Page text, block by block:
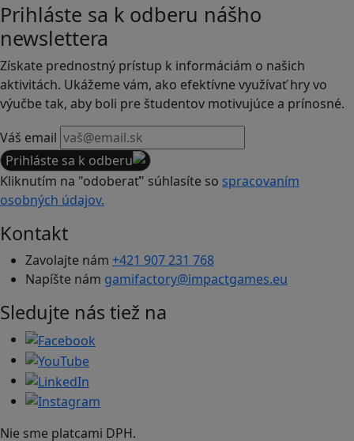
Prihláste sa k odberu nášho
newslettera
Získate prednostný prístup k informáciám o našich
aktivitách. Ukážeme vám, ako efektívne využívať hry vo
výučbe tak, aby boli pre študentov motivujúce a prínosné.
Váš email
Prihláste sa k odberu
Kliknutím na "odoberať" súhlasíte so spracovaním
osobných údajov.
Kontakt
Zavolajte nám +421 907 231 768
Napíšte nám gamifactory@impactgames.eu
Sledujte nás tiež na
Nie sme platcami DPH.